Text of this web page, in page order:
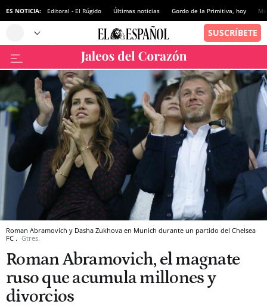
ES NOTICIA: Editoral - El Rúgido Últimas noticias Gordo de la Primitiva, hoy
Roman Abramovich y Dasha Zukhova en Munich durante un partido del Chelsea
FC . Gtres.
Roman Abramovich, el magnate
ruso que acumula millones y
divorcios